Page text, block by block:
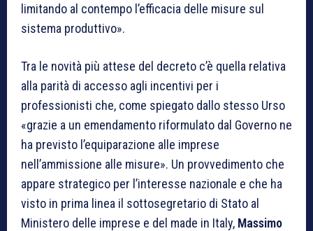
limitando al contempo l’efficacia delle misure sul
sistema produttivo».
Tra le novità più attese del decreto c’è quella relativa
alla parità di accesso agli incentivi per i
professionisti che, come spiegato dallo stesso Urso
«grazie a un emendamento riformulato dal Governo ne
ha previsto l’equiparazione alle imprese
nell’ammissione alle misure». Un provvedimento che
appare strategico per l’interesse nazionale e che ha
visto in prima linea il sottosegretario di Stato al
Ministero delle imprese e del made in Italy, Massimo